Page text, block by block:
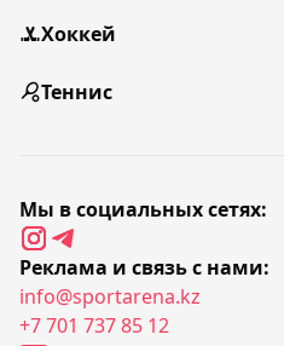
Хоккей
Теннис
Мы в социальных сетях:
Реклама и связь с нами:
info@sportarena.kz
+7 701 737 85 12